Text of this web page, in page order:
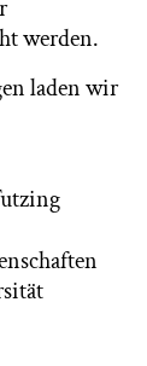
werden.
laden wir